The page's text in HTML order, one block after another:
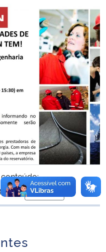
876
Copiar
para área de